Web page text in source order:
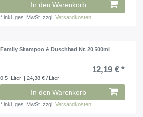
In den Warenkorb
*inkl. ges. MwSt. zzgl.Versandkosten
Family Shampoo & Duschbad Nr. 20 500ml
12,19 € *
0.5 Liter | 24,38 € / Liter
In den Warenkorb
*inkl. ges. MwSt. zzgl.Versandkosten